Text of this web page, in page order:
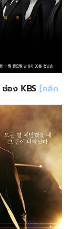
ช่อง KBS [คลิก